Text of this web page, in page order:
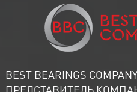
BEST BEARINGS